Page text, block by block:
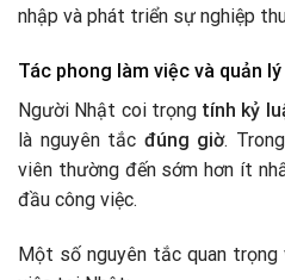
nhập và phát triển sự nghiệp
Tác phong làm việc và quản
Người Nhật coi trọng tính kỷ
là nguyên tắc đúng giờ.
viên thường đến sớm hơn ít
đầu công việc.
Một số nguyên tắc quan